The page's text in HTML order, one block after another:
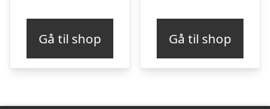
var:
kr. 1.899,00.kr. 1.199,00.
Gå til shop
var:
kr. 5.797,00.
Gå til shop